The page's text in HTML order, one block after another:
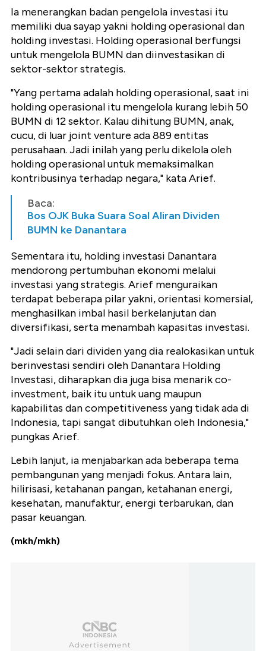
Ia menerangkan badan pengelola investasi itu
memiliki dua sayap yakni holding operasional dan
holding investasi. Holding operasional berfungsi
untuk mengelola BUMN dan diinvestasikan di
sektor-sektor strategis.
"Yang pertama adalah holding operasional, saat ini
holding operasional itu mengelola kurang lebih 50
BUMN di 12 sektor. Kalau dihitung BUMN, anak,
cucu, di luar joint venture ada 889 entitas
perusahaan. Jadi inilah yang perlu dikelola oleh
holding operasional untuk memaksimalkan
kontribusinya terhadap negara," kata Arief.
Baca:
Bos OJK Buka Suara Soal Aliran Dividen
BUMN ke Danantara
Sementara itu, holding investasi Danantara
mendorong pertumbuhan ekonomi melalui
investasi yang strategis. Arief menguraikan
terdapat beberapa pilar yakni, orientasi komersial,
menghasilkan imbal hasil berkelanjutan dan
diversifikasi, serta menambah kapasitas investasi.
"Jadi selain dari dividen yang dia realokasikan untuk
berinvestasi sendiri oleh Danantara Holding
Investasi, diharapkan dia juga bisa menarik co-
investment, baik itu untuk uang maupun
kapabilitas dan competitiveness yang tidak ada di
Indonesia, tapi sangat dibutuhkan oleh Indonesia,"
pungkas Arief.
Lebih lanjut, ia menjabarkan ada beberapa tema
pembangunan yang menjadi fokus. Antara lain,
hilirisasi, ketahanan pangan, ketahanan energi,
kesehatan, manufaktur, energi terbarukan, dan
pasar keuangan.
(mkh/mkh)